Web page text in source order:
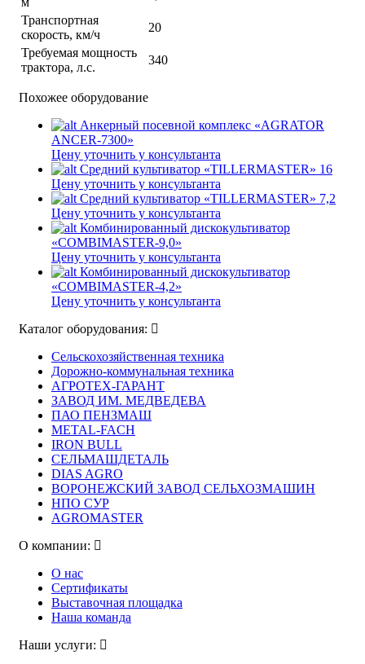
Транспортная
скорость, км/ч
20
Требуемая мощность
трактора, л.с.
340
Похожее оборудование
Анкерный посевной комплекс «AGRATOR
ANCER-7300»
Цену уточнить у консультанта
Средний культиватор «TILLERMASTER» 16
Цену уточнить у консультанта
Средний культиватор «TILLERMASTER» 7,2
Цену уточнить у консультанта
Комбинированный дискокультиватор
«COMBIMASTER-9,0»
Цену уточнить у консультанта
Комбинированный дискокультиватор
«COMBIMASTER-4,2»
Цену уточнить у консультанта
Каталог оборудования:
Сельскохозяйственная техника
Дорожно-коммунальная техника
АГРОТЕХ-ГАРАНТ
ЗАВОД ИМ. МЕДВЕДЕВА
ПАО ПЕНЗМАШ
METAL-FACH
IRON BULL
СЕЛЬМАШДЕТАЛЬ
DIAS AGRO
ВОРОНЕЖСКИЙ ЗАВОД СЕЛЬХОЗМАШИН
НПО СУР
AGROMASTER
О компании:
О нас
Сертификаты
Выставочная площадка
Наша команда
Наши услуги: